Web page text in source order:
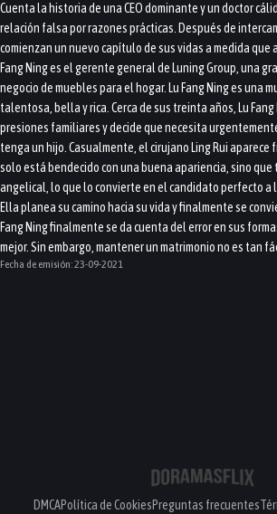
Cuenta la historia de una CEO dominante y un doctor
relación falsa por razones prácticas. Después de
comienzan un nuevo capítulo de sus vidas a medida que
Fang Ning es el gerente general de Luning Group, una
negocio de muebles para el hogar. Lu Fang Ning es una
talentosa, bella y rica. Cerca de sus treinta años, Lu Fang
presiones familiares y decide que necesita
tenga un hijo. Casualmente, el cirujano Ling Rui aparece
solo está bendecido con una buena apariencia, sino
angelical, lo que lo convierte en el candidato perfecto a
Ella planea su camino hacia su vida y finalmente se
Fang Ning finalmente se da cuenta del error en sus
mejor. Sin embargo, mantener un matrimonio no es tan
Fecha de emisión:23-09-2021
DMCAPolítica de CookiesPreguntas frecuentes